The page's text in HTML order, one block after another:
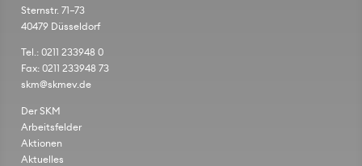
Sternstr. 71–73
40479 Düsseldorf
Tel.: 0211 233948 0
Fax: 0211 233948 73
skm@skmev.de
Der SKM
Arbeitsfelder
Aktionen
Aktuelles